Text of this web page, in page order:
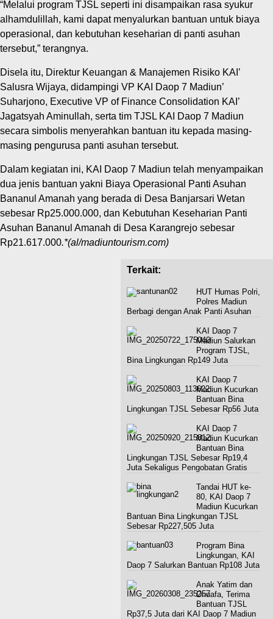
“Melalui program TJSL seperti ini disampaikan rasa syukur
alhamdulillah, kami dapat menyalurkan bantuan untuk biaya
operasional, dan kebutuhan keseharian di panti asuhan
tersebut,” terangnya.
Disela itu, Direktur Keuangan & Manajemen Risiko KAI’
Salusra Wijaya, didampingi VP KAI Daop 7 Madiun’
Suharjono, Executive VP of Finance Consolidation KAI’
Jagatsyah Aminullah, serta tim TJSL KAI Daop 7 Madiun
secara simbolis menyerahkan bantuan itu kepada masing-
masing pengurusa panti asuhan tersebut.
Dalam kegiatan ini, KAI Daop 7 Madiun telah menyampaikan
dua jenis bantuan yakni Biaya Operasional Panti Asuhan
Bananul Amanah yang berada di Desa Banjarsari Wetan
sebesar Rp25.000.000, dan Kebutuhan Keseharian Panti
Asuhan Bananul Amanah di Desa Karangrejo sebesar
Rp21.617.000.*(al/madiuntourism.com)
Terkait:
HUT Humas Polri,
Polres Madiun
Berbagi dengan Anak Panti Asuhan
KAI Daop 7
Madiun Salurkan
Program TJSL,
Bina Lingkungan Rp149 Juta
KAI Daop 7
Madiun Kucurkan
Bantuan Bina
Lingkungan TJSL Sebesar Rp56 Juta
KAI Daop 7
Madiun Kucurkan
Bantuan Bina
Lingkungan TJSL Sebesar Rp19,4
Juta Sekaligus Pengobatan Gratis
Tandai HUT ke-
80, KAI Daop 7
Madiun Kucurkan
Bantuan Bina Lingkungan TJSL
Sebesar Rp227,505 Juta
Program Bina
Lingkungan, KAI
Daop 7 Salurkan Bantuan Rp108 Juta
Anak Yatim dan
Dhuafa, Terima
Bantuan TJSL
Rp37,5 Juta dari KAI Daop 7 Madiun